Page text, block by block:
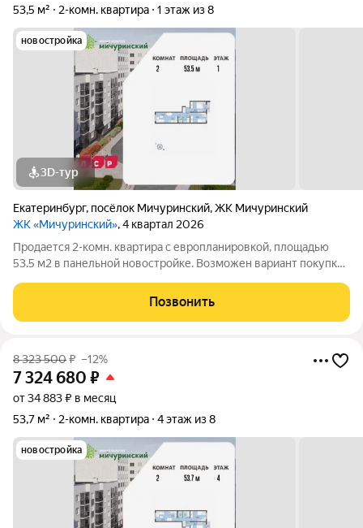
53,5 м²
2-комн. квартира 1 этаж из 8
новостройка
3D-тур
Екатеринбург, посёлок Мичуринский,ЖК Мичуринский
ЖК «Мичуринский», 4 квартал 2026
Продается 2-комн. квартира с европланировкой, площадью
53.5 м2 в панельной новостройке. Возможен вариант покупки
кухня 5.1 м2, отделка под ключ, лоджий - 1. Квартира
располагается на 1 этаже
Позвонить
8 323 500₽ –12%
7 324 680 ₽
от 34 883 ₽ в месяц
53,7 м²
2-комн. квартира 4 этаж из 8
новостройка